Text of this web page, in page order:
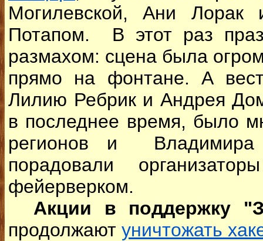
Могилевской, Ани
Потапом. В этот раз
размахом: сцена была
прямо на фонтане. А
Лилию Ребрик и Андрея
в последнее время, было
регионов и
порадовали
фейерверком.
Акции в поддержку
продолжают уничтожать